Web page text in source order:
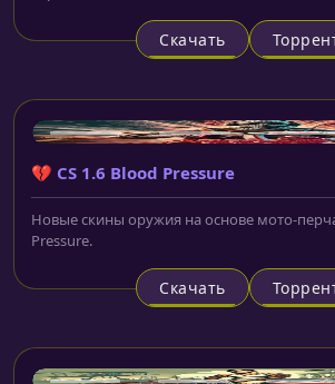
Скачать
💔 CS 1.6 Blood Pressure
Новые скины оружия на основе мото-
Pressure.
Скачать